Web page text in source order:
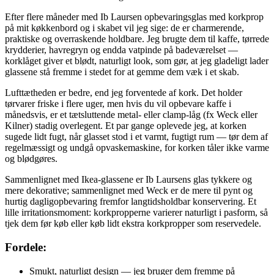
Efter flere måneder med Ib Laursen opbevaringsglas med korkprop
på mit køkkenbord og i skabet vil jeg sige: de er charmerende,
praktiske og overraskende holdbare. Jeg brugte dem til kaffe, tørrede
krydderier, havregryn og endda vatpinde på badeværelset —
korklåget giver et blødt, naturligt look, som gør, at jeg gladeligt lader
glassene stå fremme i stedet for at gemme dem væk i et skab.
Lufttætheden er bedre, end jeg forventede af kork. Det holder
tørvarer friske i flere uger, men hvis du vil opbevare kaffe i
månedsvis, er et tætsluttende metal- eller clamp-låg (fx Weck eller
Kilner) stadig overlegent. Et par gange oplevede jeg, at korken
sugede lidt fugt, når glasset stod i et varmt, fugtigt rum — tør dem af
regelmæssigt og undgå opvaskemaskine, for korken tåler ikke varme
og blødgøres.
Sammenlignet med Ikea-glassene er Ib Laursens glas tykkere og
mere dekorative; sammenlignet med Weck er de mere til pynt og
hurtig dagligopbevaring fremfor langtidsholdbar konservering. Et
lille irritationsmoment: korkpropperne varierer naturligt i pasform, så
tjek dem før køb eller køb lidt ekstra korkpropper som reservedele.
Fordele:
Smukt, naturligt design — jeg bruger dem fremme på